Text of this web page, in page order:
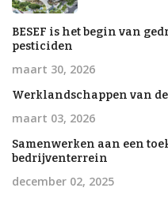
BESEF is het begin van
pesticiden
maart 30, 2026
Werklandschappen van de
maart 03, 2026
Samenwerken aan een
bedrijventerrein
december 02, 2025